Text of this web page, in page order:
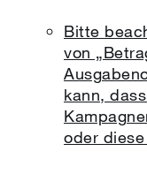
Bitte
von
kann,
oder